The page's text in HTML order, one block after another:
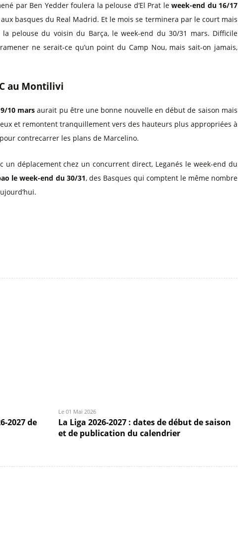
par Ben Yedder foulera la pelouse d’El Prat le week-end du 16/17
basques du Real Madrid. Et le mois se terminera par le court mais
pelouse du voisin du Barça, le week-end du 30/31 mars. Difficile
ne serait-ce qu’un point du Camp Nou, mais sait-on jamais,
au Montilivi
10 mars aurait pu être une bonne nouvelle en début de saison mais
et remontent tranquillement vers des hauteurs plus appropriées à
contrecarrer les plans de Marcelino.
un déplacement chez un concurrent direct, Leganés le week-end du
le week-end du 30/31, des Basques qui comptent le même nombre
2027 de
Le 01 Mai 2026
La Liga 2026-2027 : dates de début de saison
et de publication du calendrier